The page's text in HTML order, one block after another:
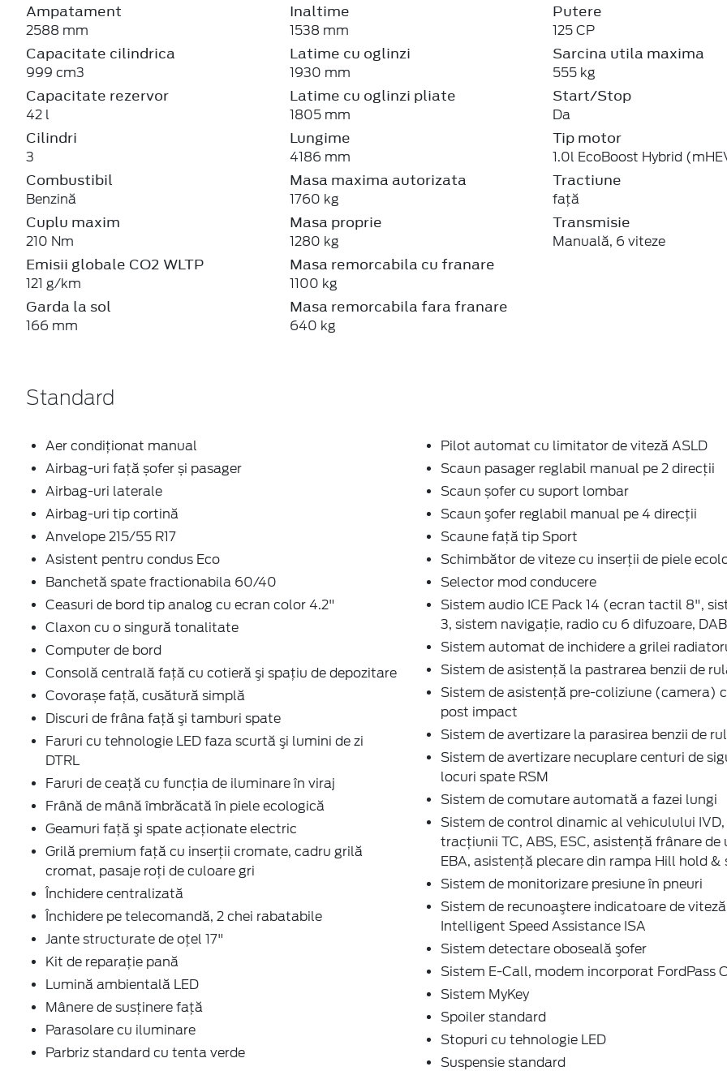
Ampatament
2588 mm
Capacitate cilindrica
999 cm3
Capacitate rezervor
42 l
Cilindri
3
Combustibil
Benzină
Cuplu maxim
210 Nm
Emisii globale CO2 WLTP
121 g/km
Garda la sol
166 mm
Inaltime
1538 mm
Latime cu oglinzi
1930 mm
Latime cu oglinzi pliate
1805 mm
Lungime
4186 mm
Masa maxima autorizata
1760 kg
Masa proprie
1280 kg
Masa remorcabila cu franare
1100 kg
Masa remorcabila fara franare
640 kg
Putere
125 CP
Sarcina utila maxima
555 kg
Start/Stop
Da
Tip motor
1.0l EcoBoost Hybrid
Tractiune
faţă
Transmisie
Manuală, 6 viteze
Standard
Aer condiţionat manual
Airbag-uri față șofer și pasager
Airbag-uri laterale
Airbag-uri tip cortină
Anvelope 215/55 R17
Asistent pentru condus Eco
Banchetă spate fractionabila 60/40
Ceasuri de bord tip analog cu ecran color 4.2"
Claxon cu o singură tonalitate
Computer de bord
Consolă centrală față cu cotieră şi spaţiu de depozitare
Covorașe față, cusătură simplă
Discuri de frâna faţă şi tamburi spate
Faruri cu tehnologie LED faza scurtă şi lumini de zi
DTRL
Faruri de ceaţă cu funcţia de iluminare în viraj
Frână de mână îmbrăcată în piele ecologică
Geamuri faţă şi spate acţionate electric
Grilă premium faţă cu inserţii cromate, cadru grilă
cromat, pasaje roți de culoare gri
Închidere centralizată
Închidere pe telecomandă, 2 chei rabatabile
Jante structurate de oțel 17"
Kit de reparaţie pană
Lumină ambientală LED
Mânere de susţinere faţă
Parasolare cu iluminare
Parbriz standard cu tenta verde
Pilot automat cu limitator de viteză ASLD
Scaun pasager reglabil manual pe 2 direcții
Scaun șofer cu suport lombar
Scaun şofer reglabil manual pe 4 direcții
Scaune faţă tip Sport
Schimbător de viteze cu inserţii de piele
Selector mod conducere
Sistem audio ICE Pack 14 (ecran tactil 8",
3, sistem navigaţie, radio cu 6 difuzoare,
Sistem automat de inchidere a grilei
Sistem de asistenţă la pastrarea benzii de
Sistem de asistenţă pre-coliziune (camera)
post impact
Sistem de avertizare la parasirea benzii de
Sistem de avertizare necuplare centuri de
locuri spate RSM
Sistem de comutare automată a fazei lungi
Sistem de control dinamic al vehiculului
tracțiunii TC, ABS, ESC, asistență frânare de
EBA, asistență plecare din rampa Hill hold &
Sistem de monitorizare presiune în pneuri
Sistem de recunoaştere indicatoare de
Intelligent Speed Assistance ISA
Sistem detectare oboseală şofer
Sistem E-Call, modem incorporat FordPass
Sistem MyKey
Spoiler standard
Stopuri cu tehnologie LED
Suspensie standard